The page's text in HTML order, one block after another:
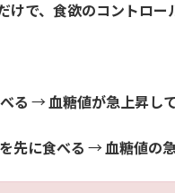
けで、食欲のコントロー
る → 血糖値が急上昇し
先に食べる → 血糖値の